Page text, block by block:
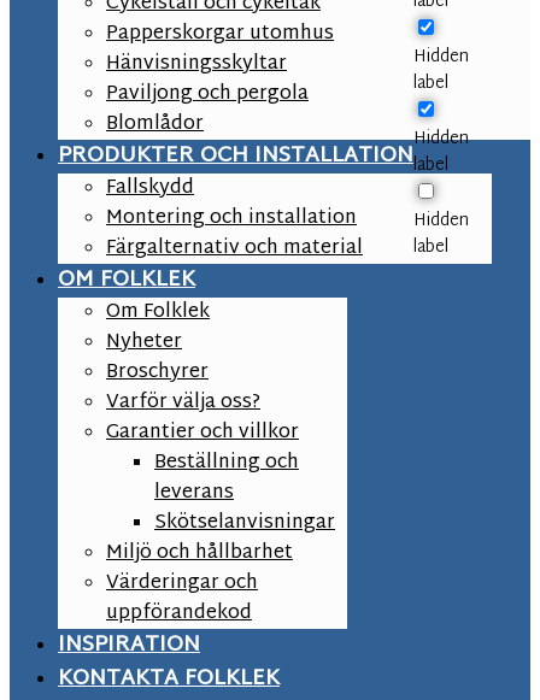
Hidden
label
Hidden
label
Hidden
label
Papperskorgar utomhus
Hänvisningsskyltar
Paviljong och pergola
Blomlådor
PRODUKTER OCH INSTALLATION
Fallskydd
Montering och installation
Färgalternativ och material
OM FOLKLEK
Om Folklek
Nyheter
Broschyrer
Varför välja oss?
Garantier och villkor
Beställning och
leverans
Skötselanvisningar
Miljö och hållbarhet
Värderingar och
uppförandekod
INSPIRATION
KONTAKTA FOLKLEK